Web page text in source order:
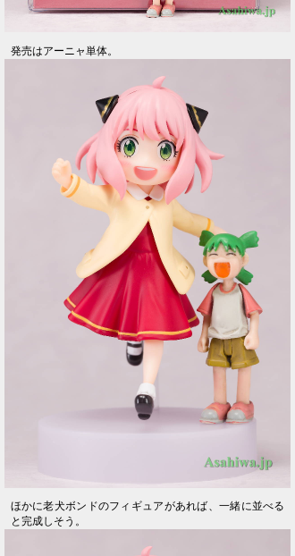
発売はアーニャ単体。
ほかに老犬ボンドのフィギュアがあれば、一緒に並べる
と完成しそう。